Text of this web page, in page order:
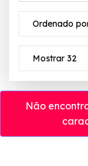
Não